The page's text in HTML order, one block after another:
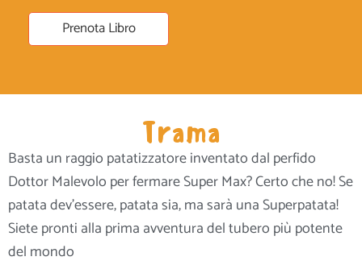
Prenota Libro
Trama
Basta un raggio patatizzatore inventato dal perfido
Dottor Malevolo per fermare Super Max? Certo che no! Se
patata dev’essere, patata sia, ma sarà una Superpatata!
Siete pronti alla prima avventura del tubero più potente
del mondo